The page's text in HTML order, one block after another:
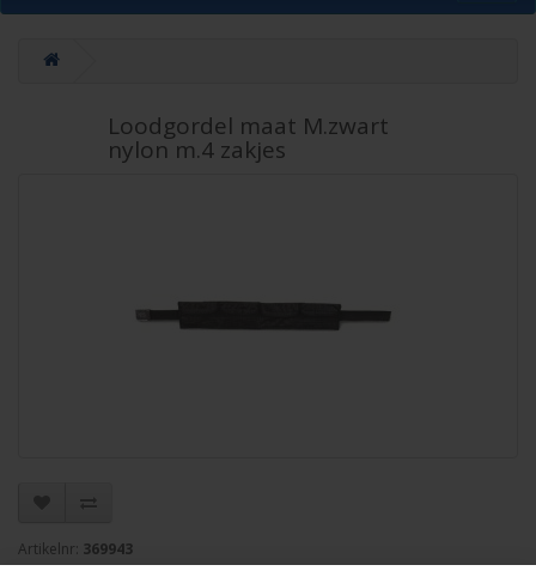
Loodgordel maat M.zwart
nylon m.4 zakjes
Artikelnr: 369943